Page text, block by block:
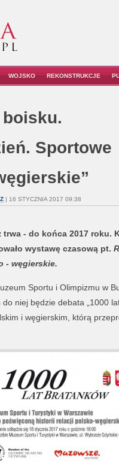
WOJSKO REKONSTRUKCJE
boisku.
Sportowe
| 16 STYCZNIA 2017 09:38
- do końca 2017 roku.
wystawę czasową pt.
- węgierskie.
Sportu i Olimpizmu w
niej będzie debata „1000
i węgierskim, którą